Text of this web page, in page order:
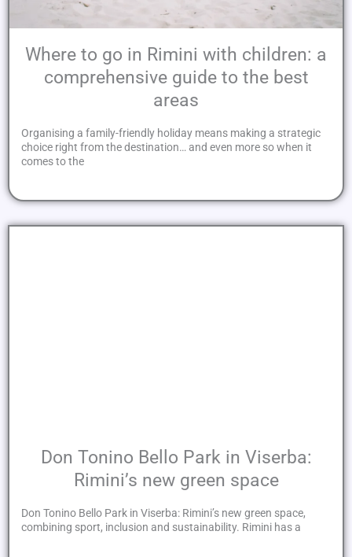
Where to go in Rimini with children: a
comprehensive guide to the best
areas
Organising a family-friendly holiday means making a strategic
choice right from the destination… and even more so when it
comes to the
Don Tonino Bello Park in Viserba:
Rimini’s new green space
Don Tonino Bello Park in Viserba: Rimini’s new green space,
combining sport, inclusion and sustainability. Rimini has a